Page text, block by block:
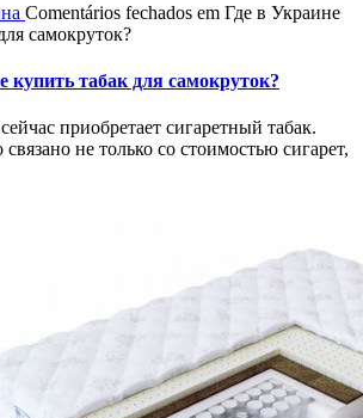
Comentários fechados em Где в Украине
самокруток?
купить табак для самокруток?
приобретает сигаретный табак.
не только со стоимостью сигарет,